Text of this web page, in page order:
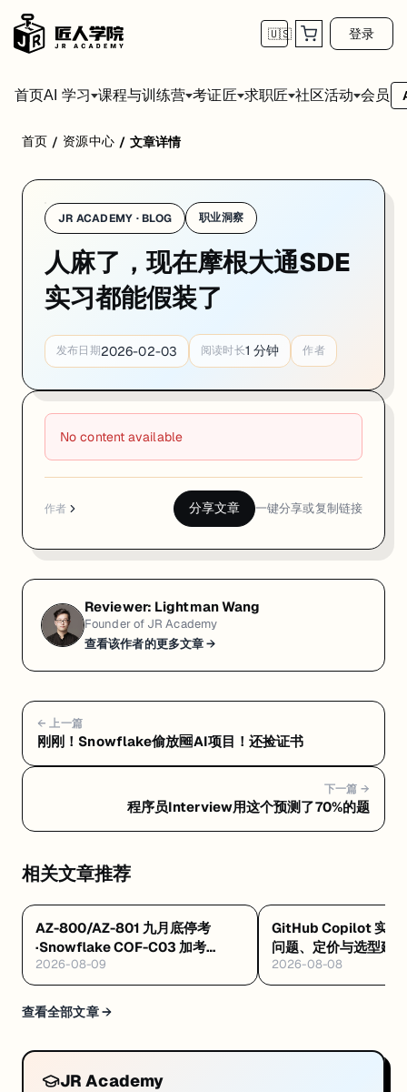
🇺🇸 登录
首页AI 学习 课程与训练营 考证匠 求职匠 社区活动 会员
首页 / 资源中心 / 文章详情
JR ACADEMY · BLOG 职业洞察
人麻了，现在摩根大通SDE
实习都能假装了
发布日期2026-02-03 阅读时长1 分钟 作者
No content available
作者 分享文章 一键分享或复制链接
Reviewer: Lightman Wang
Founder of JR Academy
查看该作者的更多文章 →
← 上一篇
刚刚！Snowflake偷放🆓AI项目！还捡证书
下一篇 →
程序员Interview用这个预测了70%的题
相关文章推荐
AZ-800/AZ-801 九月底停考
·Snowflake COF-C03 加考
Cortex AI·AWS 十万免费 AI 席
8/4 开训
2026-08-09
GitHub Copilot 实战
问题、定价与选型建议
2026-08-08
查看全部文章 →
JR Academy